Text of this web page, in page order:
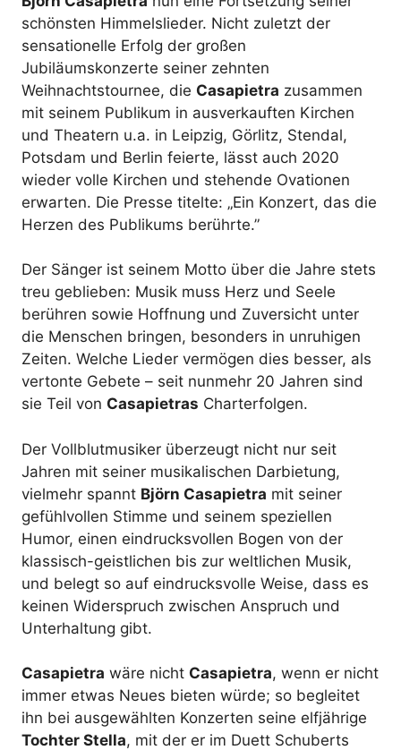
schönsten Himmelslieder. Nicht zuletzt der
sensationelle Erfolg der großen
Jubiläumskonzerte seiner zehnten
Weihnachtstournee, die Casapietra zusammen
mit seinem Publikum in ausverkauften Kirchen
und Theatern u.a. in Leipzig, Görlitz, Stendal,
Potsdam und Berlin feierte, lässt auch 2020
wieder volle Kirchen und stehende Ovationen
erwarten. Die Presse titelte: „Ein Konzert, das die
Herzen des Publikums berührte.”
Der Sänger ist seinem Motto über die Jahre stets
treu geblieben: Musik muss Herz und Seele
berühren sowie Hoffnung und Zuversicht unter
die Menschen bringen, besonders in unruhigen
Zeiten. Welche Lieder vermögen dies besser, als
vertonte Gebete – seit nunmehr 20 Jahren sind
sie Teil von Casapietras Charterfolgen.
Der Vollblutmusiker überzeugt nicht nur seit
Jahren mit seiner musikalischen Darbietung,
vielmehr spannt Björn Casapietra mit seiner
gefühlvollen Stimme und seinem speziellen
Humor, einen eindrucksvollen Bogen von der
klassisch-geistlichen bis zur weltlichen Musik,
und belegt so auf eindrucksvolle Weise, dass es
keinen Widerspruch zwischen Anspruch und
Unterhaltung gibt.
Casapietra wäre nicht Casapietra, wenn er nicht
immer etwas Neues bieten würde; so begleitet
ihn bei ausgewählten Konzerten seine elfjährige
Tochter Stella, mit der er im Duett Schuberts